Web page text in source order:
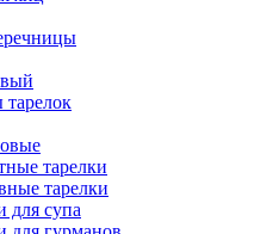
тарелки
тарелки
для супа